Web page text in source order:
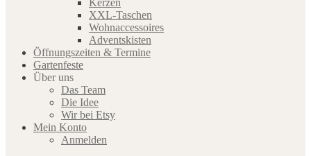
Kerzen
XXL-Taschen
Wohnaccessoires
Adventskisten
Öffnungszeiten & Termine
Gartenfeste
Über uns
Das Team
Die Idee
Wir bei Etsy
Mein Konto
Anmelden